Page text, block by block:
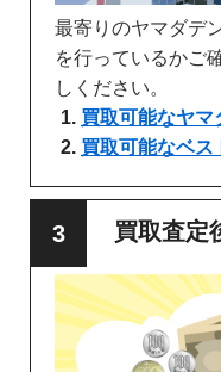
最寄りのヤマダデ
を行っているかご
しください。
買取可能なヤマ
買取可能なベス
買取査定